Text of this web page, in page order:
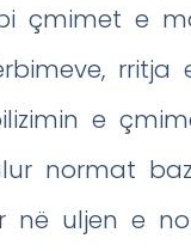
çmimet e
e
normat
në uljen e